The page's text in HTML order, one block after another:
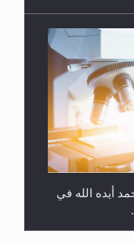
أيده الله في